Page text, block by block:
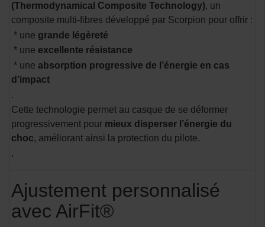
(Thermodynamical Composite Technology), un
composite multi-fibres développé par Scorpion pour offrir :
* une grande légèreté
* une excellente résistance
* une absorption progressive de l’énergie en cas
d’impact
.
Cette technologie permet au casque de se déformer
progressivement pour mieux disperser l’énergie du
choc, améliorant ainsi la protection du pilote.
.
Ajustement personnalisé
avec AirFit®